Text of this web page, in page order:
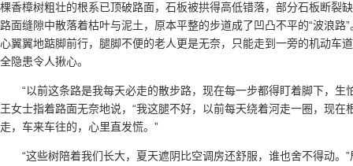
棵香樟树粗壮的根系已顶破路面，石板被拱得高低错落，部分石板断裂
路面缝隙中散落着枯叶与泥土，原本平整的步道成了凹凸不平的“波浪路
心翼翼地踮脚前行，腿脚不便的老人更是无奈，只能走到一旁的机动车
全隐患令人揪心。
“以前这条路是我每天必走的散步路，现在每一步都得盯着脚下，生
王女士指着路面无奈地说，“我这腿不好，以前每天绕着河走一圈，现在
走，车来车往的，心里直发慌。”
“这些树陪着我们长大，夏天遮阴比空调房还舒服，谁也舍不得动。